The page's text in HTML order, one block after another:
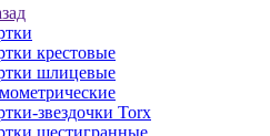
крестовые
шлицевые
звездочки Torx
шестигранные